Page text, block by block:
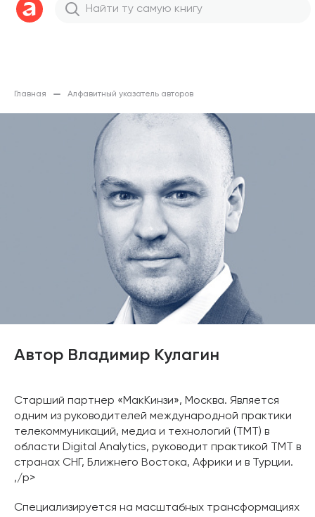
Главная Алфавитный указатель авторов
Автор Владимир Кулагин
Старший партнер «МакКинзи», Москва. Является
одним из руководителей международной практики
телекоммуникаций, медиа и технологий (ТМТ) в
области Digital Analytics, руководит практикой ТМТ в
странах СНГ, Ближнего Востока, Африки и в Турции.
,/p>
Специализируется на масштабных трансформациях